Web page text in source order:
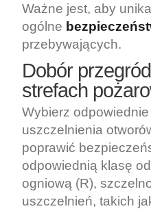
Ważne jest, aby
ogólne
przebywających.
Dobór
strefach
Wybierz odpowiednie
uszczelnienia
poprawić
odpowiednią klasę
ogniową (R),
uszczelnień, takich